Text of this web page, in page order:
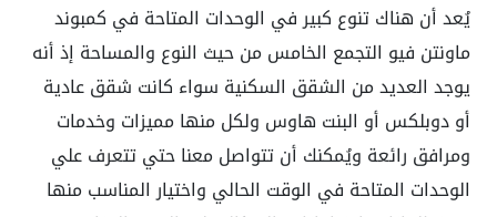
يُعد أن هناك تنوع كبير في الوحدات المتاحة في كمبوند
ماونتن فيو التجمع الخامس من حيث النوع والمساحة إذ أنه
يوجد العديد من الشقق السكنية سواء كانت شقق عادية
أو دوبلكس أو البنت هاوس ولكل منها مميزات وخدمات
ومرافق رائعة ويُمكنك أن تتواصل معنا حتي تتعرف علي
الوحدات المتاحة في الوقت الحالي واختيار المناسب منها